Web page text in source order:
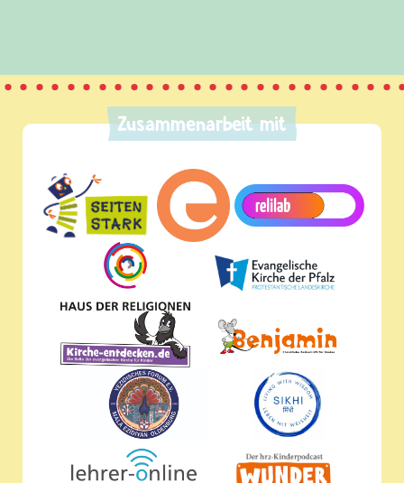
Zusammenarbeit mit